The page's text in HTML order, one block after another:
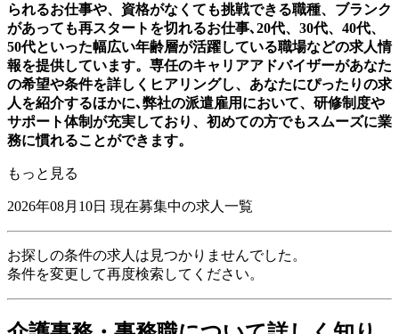
られるお仕事や、資格がなくても挑戦できる職種、ブランク
があっても再スタートを切れるお仕事､20代、30代、40代、
50代といった幅広い年齢層が活躍している職場などの求人情
報を提供しています。専任のキャリアアドバイザーがあなた
の希望や条件を詳しくヒアリングし、あなたにぴったりの求
人を紹介するほかに､弊社の派遣雇用において、研修制度や
サポート体制が充実しており、初めての方でもスムーズに業
務に慣れることができます。
もっと見る
2026年08月10日 現在募集中の求人一覧
お探しの条件の求人は見つかりませんでした。
条件を変更して再度検索してください。